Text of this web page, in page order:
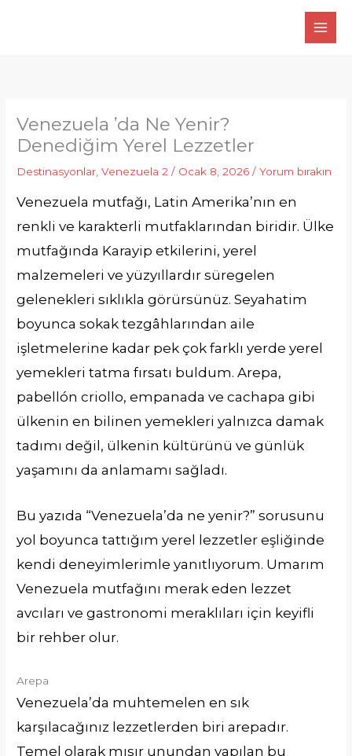
Venezuela ’da Ne Yenir?
Denediğim Yerel Lezzetler
Destinasyonlar,Venezuela 2 / Ocak 8, 2026/Yorum bırakın
Venezuela mutfağı, Latin Amerika’nın en
renkli ve karakterli mutfaklarından biridir. Ülke
mutfağında Karayip etkilerini, yerel
malzemeleri ve yüzyıllardır süregelen
gelenekleri sıklıkla görürsünüz. Seyahatim
boyunca sokak tezgâhlarından aile
işletmelerine kadar pek çok farklı yerde yerel
yemekleri tatma fırsatı buldum. Arepa,
pabellón criollo, empanada ve cachapa gibi
ülkenin en bilinen yemekleri yalnızca damak
tadımı değil, ülkenin kültürünü ve günlük
yaşamını da anlamamı sağladı.
Bu yazıda “Venezuela’da ne yenir?” sorusunu
yol boyunca tattığım yerel lezzetler eşliğinde
kendi deneyimlerimle yanıtlıyorum. Umarım
Venezuela mutfağını merak eden lezzet
avcıları ve gastronomi meraklıları için keyifli
bir rehber olur.
Arepa
Venezuela’da muhtemelen en sık
karşılacağınız lezzetlerden biri arepadır.
Temel olarak mısır unundan yapılan bu